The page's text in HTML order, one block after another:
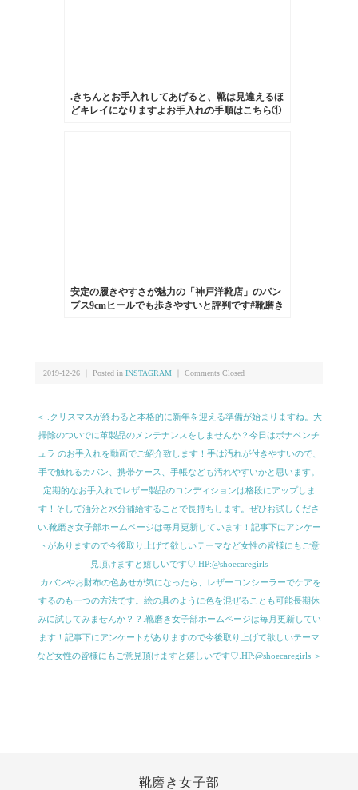
.きちんとお手入れしてあげると、靴は見違えるほ
どキレイになりますよお手入れの手順はこちら①
安定の履きやすさが魅力の「神戸洋靴店」のパン
プス9cmヒールでも歩きやすいと評判です#靴磨き
2019-12-26 ｜ Posted in INSTAGRAM Comments Closed
＜ .クリスマスが終わると本格的に新年を迎える準備が始まりますね。大
掃除のついでに革製品のメンテナンスをしませんか？今日はボナベンチ
ュラ のお手入れを動画でご紹介致します！手は汚れが付きやすいので、
手で触れるカバン、携帯ケース、手帳なども汚れやすいかと思います。
定期的なお手入れでレザー製品のコンディションは格段にアップしま
す！そして油分と水分補給することで長持ちします。ぜひお試しくださ
い︎.靴磨き女子部ホームページは毎月更新しています！記事下にアンケー
トがありますので今後取り上げて欲しいテーマなど女性の皆様にもご意
見頂けますと嬉しいです♡.HP:@shoecaregirls
.カバンやお財布の色あせが気になったら、レザーコンシーラーでケアを
するのも一つの方法です。絵の具のように色を混ぜることも可能長期休
みに試してみませんか？？.靴磨き女子部ホームページは毎月更新してい
ます！記事下にアンケートがありますので今後取り上げて欲しいテーマ
など女性の皆様にもご意見頂けますと嬉しいです♡.HP:@shoecaregirls ＞
靴磨き女子部